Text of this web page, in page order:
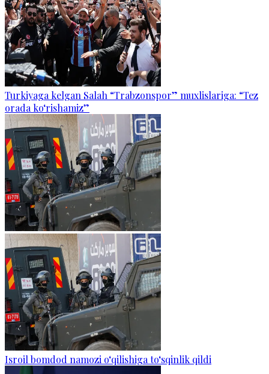
Turkiyaga kelgan Salah “Trabzonspor” muxlislariga: “Tez
orada ko‘rishamiz”
Isroil bomdod namozi o‘qilishiga to‘sqinlik qildi